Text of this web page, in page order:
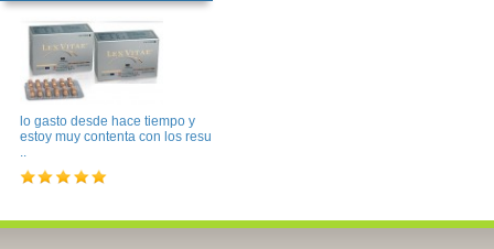
lo gasto desde hace tiempo y
estoy muy contenta con los resu
..